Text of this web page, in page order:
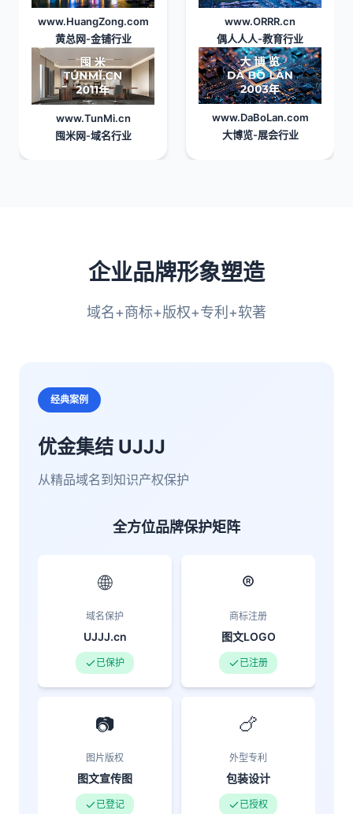
www.HuangZong.com
黄总网-金铺行业
www.TunMi.cn
囤米网-域名行业
www.ORRR.cn
偶人人人-教育行业
www.DaBoLan.com
大博览-展会行业
企业品牌形象塑造
域名+商标+版权+专利+软著
经典案例
优金集结 UJJJ
从精品域名到知识产权保护
全方位品牌保护矩阵
🌐
域名保护
UJJJ.cn
已保护
®️
商标注册
图文LOGO
已注册
📷
图片版权
图文宣传图
已登记
🍗
外型专利
包装设计
已授权